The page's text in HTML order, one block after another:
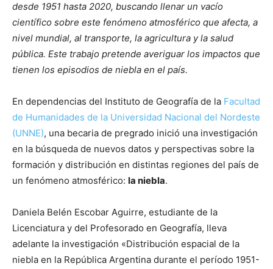
desde 1951 hasta 2020, buscando llenar un vacío
científico sobre este fenómeno atmosférico que afecta, a
nivel mundial, al transporte, la agricultura y la salud
pública. Este trabajo pretende averiguar los impactos que
tienen los episodios de niebla en el país.
En dependencias del Instituto de Geografía de la Facultad
de Humanidades de la Universidad Nacional del Nordeste
(UNNE), una becaria de pregrado inició una investigación
en la búsqueda de nuevos datos y perspectivas sobre la
formación y distribución en distintas regiones del país de
un fenómeno atmosférico: la niebla.
Daniela Belén Escobar Aguirre, estudiante de la
Licenciatura y del Profesorado en Geografía, lleva
adelante la investigación «Distribución espacial de la
niebla en la República Argentina durante el período 1951-